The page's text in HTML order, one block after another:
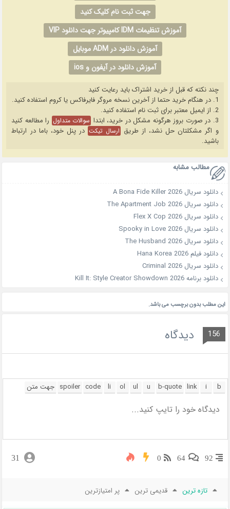
جهت ثبت نام کلیک کنید
آموزش تنظیمات IDM کامپیوتر جهت دانلود VIP
آموزش دانلود در ADM موبایل
آموزش دانلود در آیفون و ios
چند نکته که قبل از خرید اشتراک باید رعایت کنید
1. در هنگام خرید حتما از آخرین نسخه مروگر فایرفاکس یا کروم استفاده کنید.
2. از ایمیل معتبر برای ثبت نام استفاده کنید.
3. در صورت بروز هرگونه مشکل در خرید، ابتدا
سوالات متداول را مطالعه کنید
و اگر مشکلتان حل نشد، از طریق ارسال تیکت در پنل خود، باما در ارتباط
باشید.
مطالب مشابه
دانلود سریال A Bona Fide Killer 2026
دانلود سریال The Apartment Job 2026
دانلود سریال Flex X Cop 2026
دانلود سریال Spooky in Love 2026
دانلود سریال The Husband 2026
دانلود فیلم Hana Korea 2026
دانلود سریال Criminal 2026
دانلود برنامه Kill It: Style Creator Showdown 2026
این مطلب بدون برچسب می باشد.
156 دیدگاه
92
64
0
31
تازه ترین قدیمی ترین پر امتیازترین